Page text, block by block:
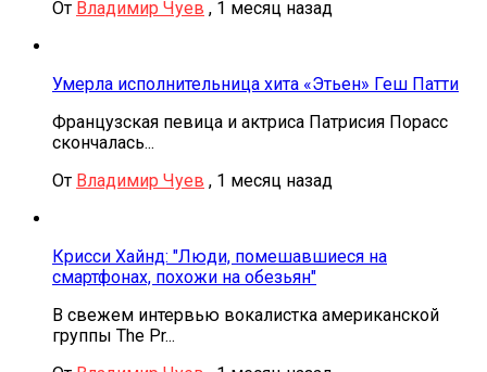
От Владимир Чуев , 1 месяц назад
Умерла исполнительница хита «Этьен» Геш Патти
Французская певица и актриса Патрисия Порасс
скончалась...
От Владимир Чуев , 1 месяц назад
Крисси Хайнд: "Люди, помешавшиеся на
смартфонах, похожи на обезьян"
В свежем интервью вокалистка американской
группы The Pr...